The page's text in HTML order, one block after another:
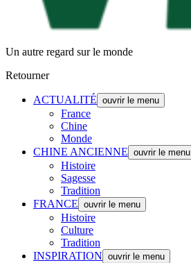
Un autre regard sur le monde
Retourner
ACTUALITÉ ouvrir le menu
France
Chine
Monde
CHINE ANCIENNE ouvrir le menu
Histoire
Sagesse
Tradition
FRANCE ouvrir le menu
Histoire
Culture
Tradition
INSPIRATION ouvrir le menu